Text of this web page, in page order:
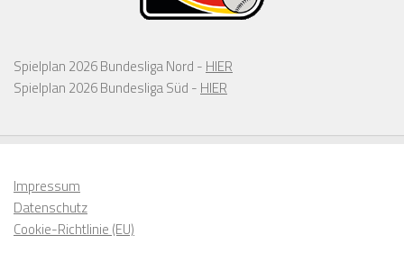
Spielplan 2026 Bundesliga Nord - HIER
Spielplan 2026 Bundesliga Süd - HIER
Impressum
Datenschutz
Cookie-Richtlinie (EU)